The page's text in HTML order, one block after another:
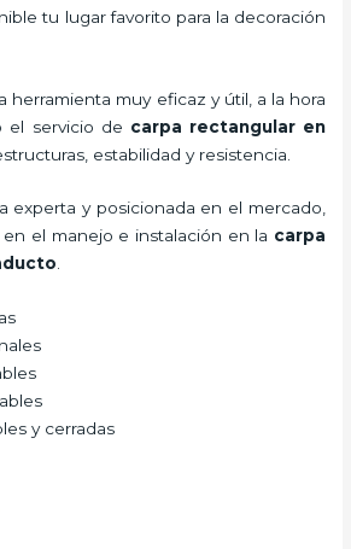
tu lugar favorito para la decoración
herramienta muy eficaz y útil, a la hora
el servicio de carpa rectangularen
estabilidad y resistencia.
experta y posicionada en el mercado,
el manejo e instalación en la carpa
.
y cerradas